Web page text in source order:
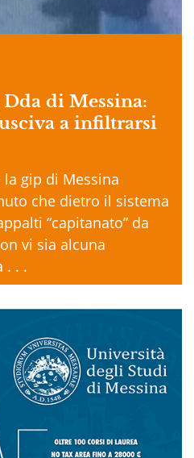
di Messina:
a infiltrarsi
gip di Messina
che dietro il sistema
“capitanato” da
vi sia alcuna
. . .